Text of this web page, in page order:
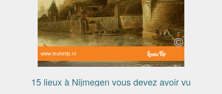
www.leuketip.nl
15 lieux à Nijmegen vous devez avoir vu